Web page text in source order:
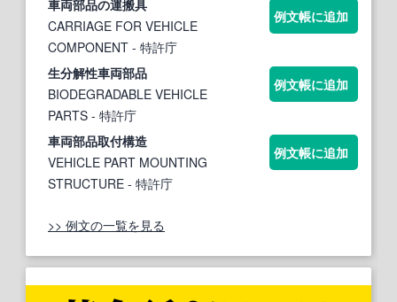
車両部品の運搬具
CARRIAGE FOR VEHICLE
COMPONENT - 特許庁
例文帳に追加
生分解性車両部品
BIODEGRADABLE VEHICLE
PARTS - 特許庁
例文帳に追加
車両部品取付構造
VEHICLE PART MOUNTING
STRUCTURE - 特許庁
例文帳に追加
>> 例文の一覧を見る